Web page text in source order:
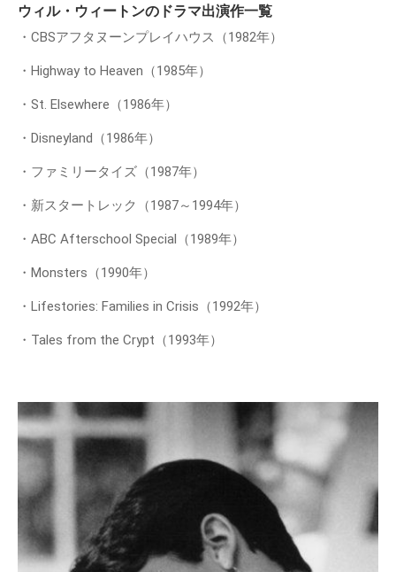
ウィル・ウィートンのドラマ出演作一覧
・CBSアフタヌーンプレイハウス（1982年）
・Highway to Heaven（1985年）
・St. Elsewhere（1986年）
・Disneyland（1986年）
・ファミリータイズ（1987年）
・新スタートレック（1987～1994年）
・ABC Afterschool Special（1989年）
・Monsters（1990年）
・Lifestories: Families in Crisis（1992年）
・Tales from the Crypt（1993年）